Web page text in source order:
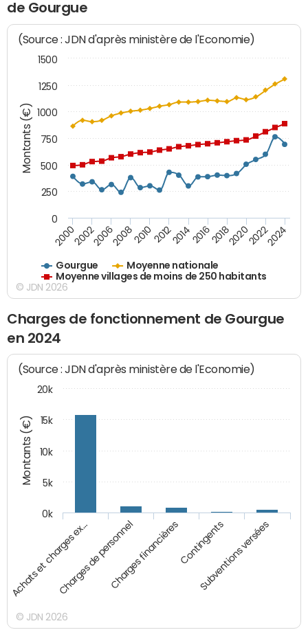
de Gourgue
Montants (€)
(Source : JDN d'après ministère de l'Economie)
Gourgue
Moyenne nationale
Moyenne villages de moins de 250 habitants
200020022006200820102012201420162018202020222024
0
250
500
750
1000
1250
1500
© JDN 2026
Charges de fonctionnement de Gourgue
en 2024
Montants (€)
(Source : JDN d'après ministère de l'Economie)
Achats et charges ex…Charges de personnelCharges financièresContingents
Subventions versées
0k
5k
10k
15k
20k
© JDN 2026